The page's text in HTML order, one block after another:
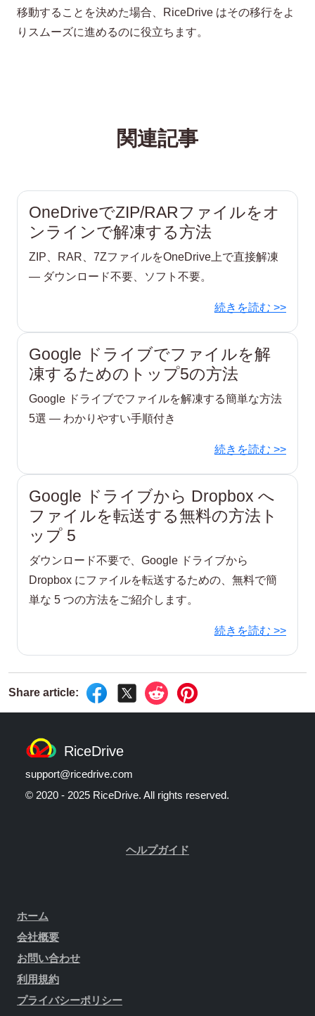
移動することを決めた場合、RiceDrive はその移行をよ
りスムーズに進めるのに役立ちます。
関連記事
OneDriveでZIP/RARファイルをオ
ンラインで解凍する方法
ZIP、RAR、7ZファイルをOneDrive上で直接解凍
— ダウンロード不要、ソフト不要。
続きを読む >>
Google ドライブでファイルを解
凍するためのトップ5の方法
Google ドライブでファイルを解凍する簡単な方法
5選 ― わかりやすい手順付き
続きを読む >>
Google ドライブから Dropbox へ
ファイルを転送する無料の方法ト
ップ 5
ダウンロード不要で、Google ドライブから
Dropbox にファイルを転送するための、無料で簡
単な 5 つの方法をご紹介します。
続きを読む >>
RiceDrive
support@ricedrive.com
© 2020 - 2025 RiceDrive. All rights reserved.
ヘルプガイド
ホーム
会社概要
お問い合わせ
利用規約
プライバシーポリシー